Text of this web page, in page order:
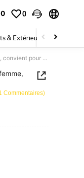
0 0
& Extérieur Enfants
1 pièce Ceinture de taille polyvalente mode pour femme, convient pour un port quotidien
Commentaires)